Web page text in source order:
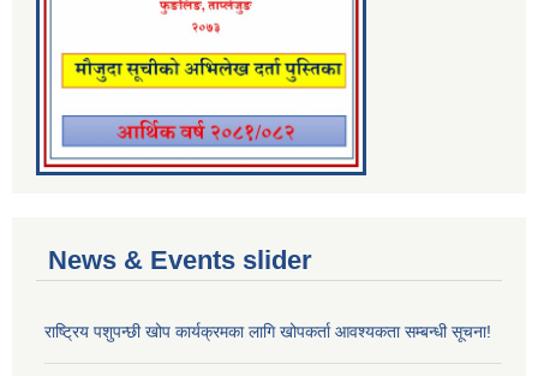
News & Events slider
राष्ट्रिय पशुपन्छी खोप कार्यक्रमका लागि खोपकर्ता आवश्यकता सम्बन्धी सूचना!